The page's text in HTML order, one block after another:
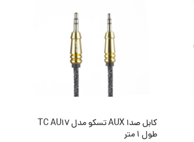
کابل صدا AUX تسکو مدل TC AU17
طول 1 متر